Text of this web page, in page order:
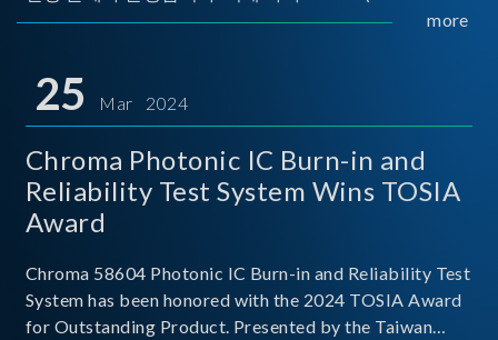
Implementers Forum)는 USB Power Delivery(PD) 전력
서는 USB PD를 지원하는 다양한 제품들이 출시되고 있
습니다. 스마트폰, 디지털 카메라, 모바일 기기, 외장 스토
리지, 노트북, 디스플레이 등에서 하나의
more
25 Mar 2024
Chroma Photonic IC Burn-in and
Reliability Test System Wins TOSIA
Award
Chroma 58604 Photonic IC Burn-in and Reliability Test
System has been honored with the 2024 TOSIA Award
for Outstanding Product. Presented by the Taiwan